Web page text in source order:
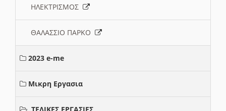
ΗΛΕΚΤΡΙΣΜΟΣ
ΘΑΛΑΣΣΙΟ ΠΑΡΚΟ
2023 e-me
Μικρη Εργασια